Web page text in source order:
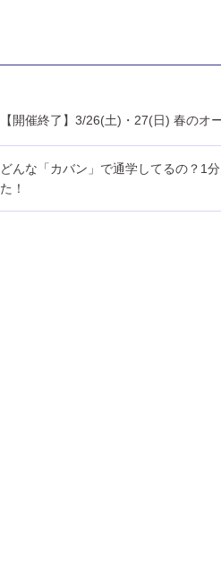
【開催終了】3/26(土)・27(日) 春のオ
どんな「カバン」で通学してるの？1
た！